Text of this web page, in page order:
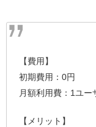
【費用】
初期費用：0円
月額利用費：1ユー
【メリット】